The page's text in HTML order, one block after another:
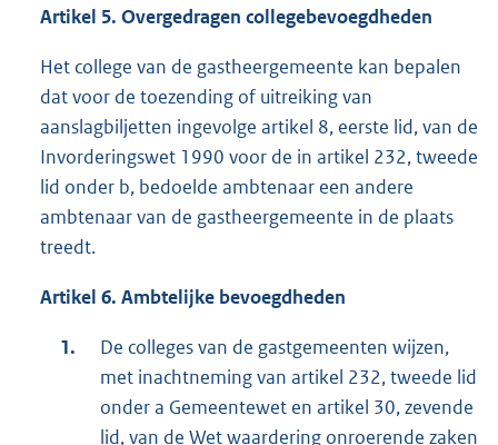
Artikel 5. Overgedragen collegebevoegdheden
Het college van de gastheergemeente kan bepalen
dat voor de toezending of uitreiking van
aanslagbiljetten ingevolge artikel 8, eerste lid, van de
Invorderingswet 1990 voor de in artikel 232, tweede
lid onder b, bedoelde ambtenaar een andere
ambtenaar van de gastheergemeente in de plaats
treedt.
Artikel 6. Ambtelijke bevoegdheden
De colleges van de gastgemeenten wijzen,
met inachtneming van artikel 232, tweede lid
onder a Gemeentewet en artikel 30, zevende
lid, van de Wet waardering onroerende zaken